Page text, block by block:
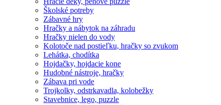
Školské potreby
Zábavné hry
Hračky a nábytok na záhradu
Hračky nielen do vody
Kolotoče nad postieľku, hračky so zvukom
Lehátka, chodítka
Hojdačky, hojdacie kone
Hudobné nástroje, hračky
Zábava pri vode
Trojkolky, odstrkavadla, kolobežky
Stavebnice, lego, puzzle